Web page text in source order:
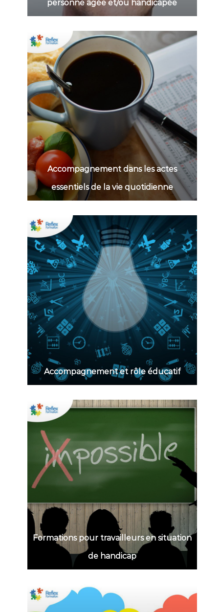
personne âgée et/ou handicapée
Accompagnement dans les actes
essentiels de la vie quotidienne
Accompagnement et rôle éducatif
Formations pour travailleurs en situation
de handicap